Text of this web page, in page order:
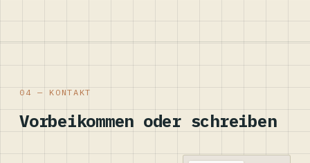
04 — KONTAKT
Vorbeikommen oder schreiben